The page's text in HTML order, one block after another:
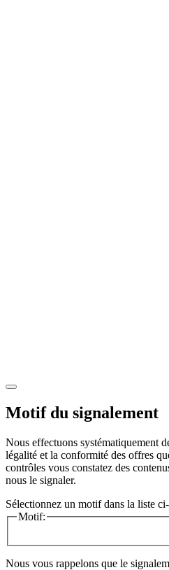
Motif du signalement
Nous effectuons systématiquement
légalité et la conformité des offres
contrôles vous constatez des
nous le signaler.
Sélectionnez un motif dans la liste
Motif:
Nous vous rappelons que le